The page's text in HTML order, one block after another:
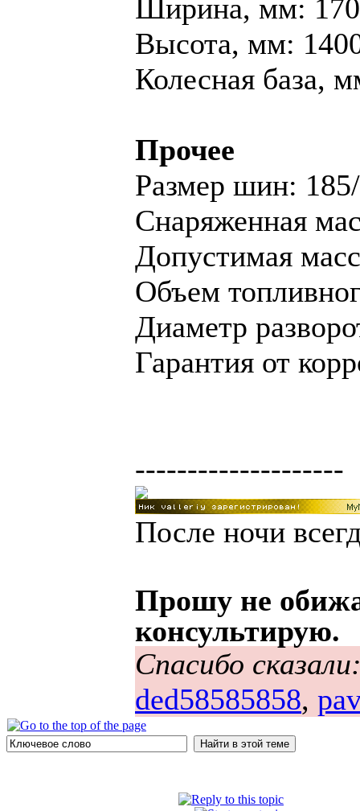
Ширина, мм:
Высота, мм:
Колесная база,
Прочее
Размер шин:
Снаряженная
Допустимая
Объем
Диаметр
Гарантия от
--------------------
После ночи
Прошу не
консультирую.
Спасибо
ded58585858,